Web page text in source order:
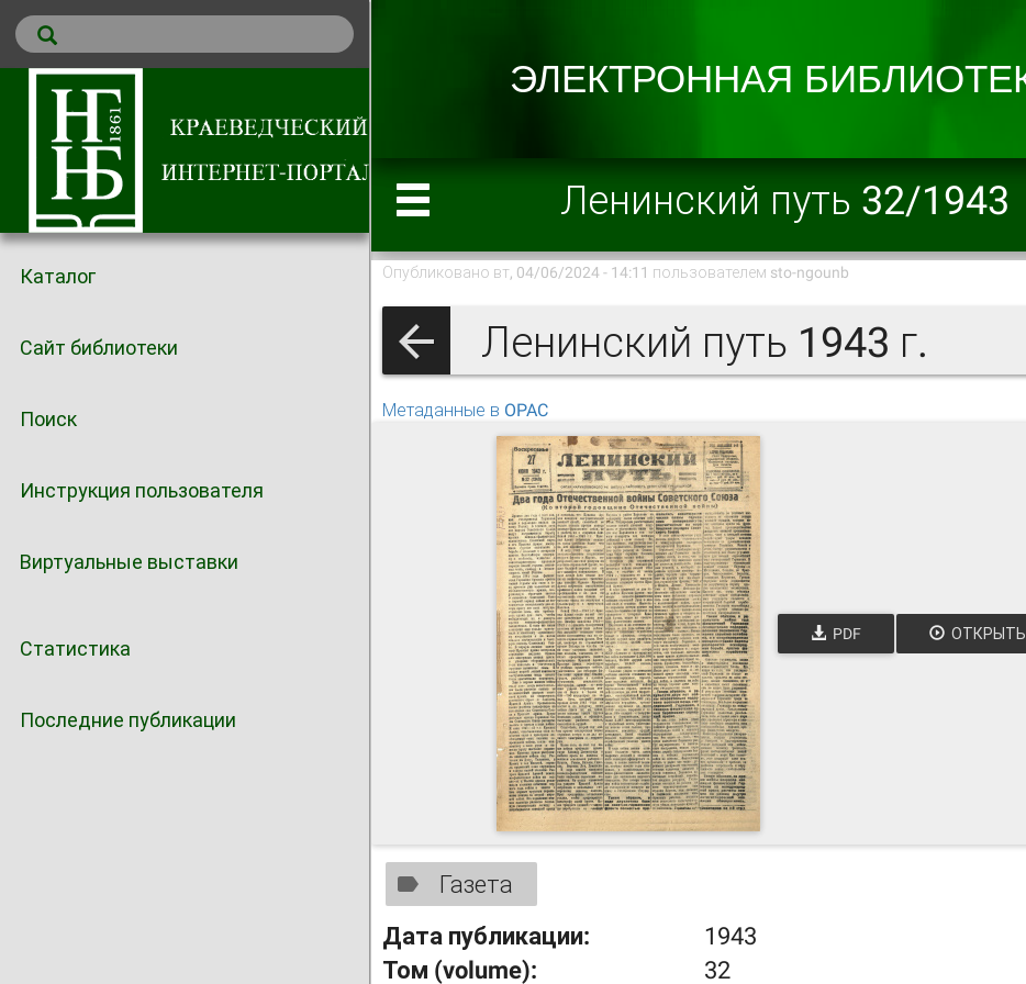
Каталог
Сайт библиотеки
Поиск
Инструкция пользователя
Виртуальные выставки
Статистика
Последние публикации
Ленинский путь 32/1943
Опубликовано вт, 04/06/2024 - 14:11 пользователем sto-ngounb
Ленинский путь 1943 г.
Метаданные в OPAC
PDF ОТКРЫТЬ
Газета
Дата публикации:
1943
Том (volume):
32